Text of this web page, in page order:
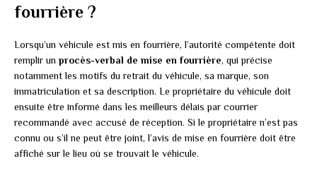
fourrière ?
Lorsqu’un véhicule est mis en fourrière, l’autorité compétente doit
remplir un procès-verbal de mise en fourrière, qui précise
notamment les motifs du retrait du véhicule, sa marque, son
immatriculation et sa description. Le propriétaire du véhicule doit
ensuite être informé dans les meilleurs délais par courrier
recommandé avec accusé de réception. Si le propriétaire n’est pas
connu ou s’il ne peut être joint, l’avis de mise en fourrière doit être
affiché sur le lieu où se trouvait le véhicule.